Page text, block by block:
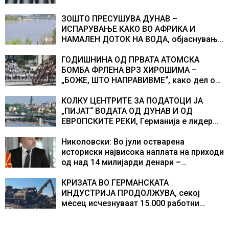
ЗОШТО ПРЕСУШУВА ДУНАВ –
ИСПАРУВАЊЕ КАКО ВО АФРИКА И
НАМАЛЕН ДОТОК НА ВОДА, објаснување
ГОДИШНИНА ОД ПРВАТА АТОМСКА
БОМБА ФРЛЕНА ВРЗ ХИРОШИМА –
„БОЖЕ, ШТО НАПРАВИВМЕ“, како дел од
учесниците во бомбардирањето го
доживуваа овој настан што го промени
текот на историјата
КОЛКУ ЦЕНТРИТЕ ЗА ПОДАТОЦИ ЈА
„ПИЈАТ“ ВОДАТА ОД ДУНАВ И ОД
ЕВРОПСКИТЕ РЕКИ, Германија е лидер
центри за податоци
Николовски: Во јули остварена
историски највисока наплата на приходи
од над 14 милијарди денари –
резултати
КРИЗАТА ВО ГЕРМАНСКАТА
ИНДУСТРИЈА ПРОДОЛЖУВА, секој
месец исчезнуваат 15.000 работни